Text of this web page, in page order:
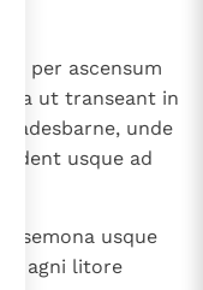
te
liefde, niet door
en de
uitgave
autonomie
toe
per ascensum
ita ut transeant in
unde
usque ad
Asemona usque
Magni litore